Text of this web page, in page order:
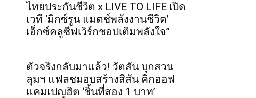
ไทยประกันชีวิต x LIVE TO LIFE เปิด
เวที ‘มิกซ์รูน แมตช์พลังงานชีวิต’
เอ็กซ์คลูซีฟเวิร์กชอปเติมพลังใจ”
ตัวจริงกลับมาแล้ว! วัตสัน บุกสวน
ลุมฯ แฟลชมอบสร้างสีสัน คิกออฟ
แคมเปญฮิต ‘ชิ้นที่สอง 1 บาท’